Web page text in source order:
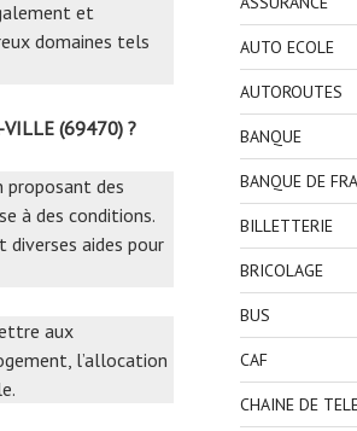
et
domaines tels
VILLE (69470) ?
proposant des
à des conditions.
diverses aides pour
aux
l’allocation
AUTO ECOLE
AUTOROUTES
BANQUE
BANQUE DE
BILLETTERIE
BRICOLAGE
BUS
CAF
CHAINE DE